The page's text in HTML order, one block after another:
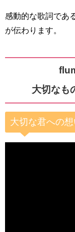
感動的な歌詞であ
が伝わります。
大切なも
大切な君への想